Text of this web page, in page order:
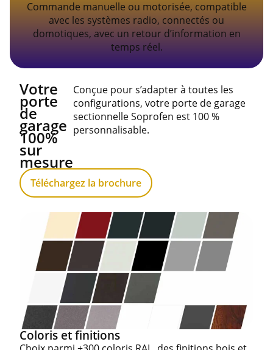
Commande manuelle ou motorisée, compatible
avec les systèmes radio, connectés ou
domotiques, avec un retour d’information en
temps réel.
Votre
porte
de
garage
100%
sur
mesure
Conçue pour s’adapter à toutes les
configurations, votre porte de garage
sectionnelle Soprofen est 100 %
personnalisable.
Téléchargez la brochure
Coloris et finitions